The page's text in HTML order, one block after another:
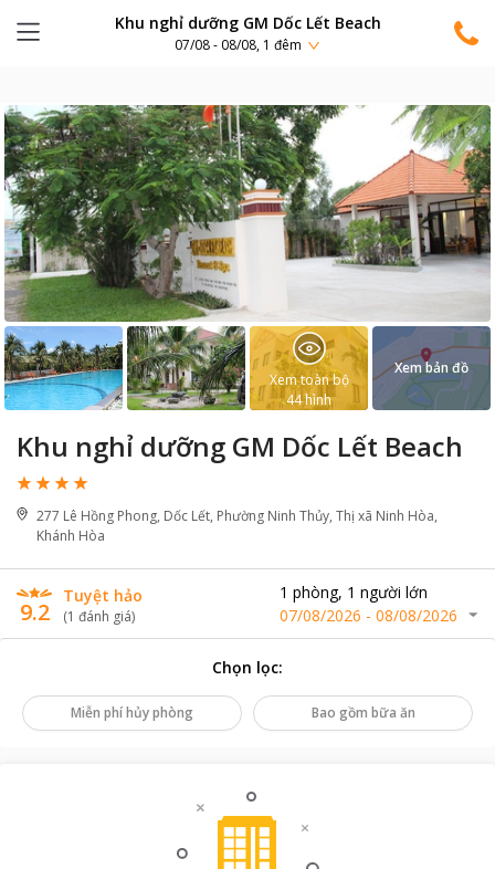
Khu nghỉ dưỡng GM Dốc Lết Beach
07/08 - 08/08, 1 đêm
Khu nghỉ dưỡng GM Dốc Lết Beach
277 Lê Hồng Phong, Dốc Lết, Phường Ninh Thủy, Thị xã Ninh Hòa,
Khánh Hòa
9.2
Tuyệt hảo
(1 đánh giá)
1 phòng, 1 người lớn
07/08/2026 - 08/08/2026
Xem toàn bộ
44hình
Xem bản đồ
Chọn lọc:
Miễn phí hủy phòng Bao gồm bữa ăn